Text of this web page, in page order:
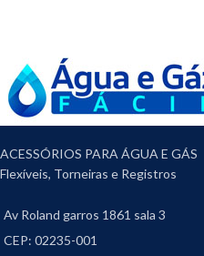
ACESSÓRIOS PARA ÁGUA E GÁS
Flexíveis, Torneiras e Registros
Av Roland garros 1861 sala 3
CEP: 02235-001